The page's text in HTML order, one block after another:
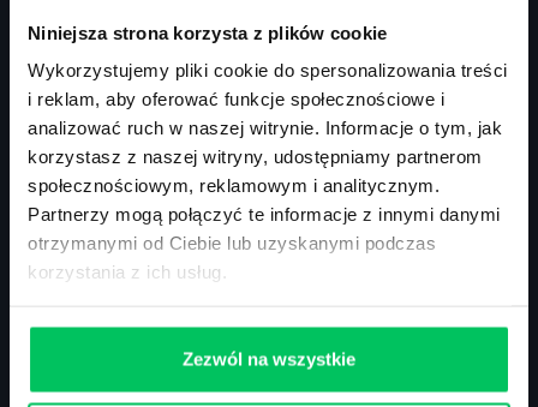
Niniejsza strona korzysta z plików cookie
Wykorzystujemy pliki cookie do spersonalizowania treści
i reklam, aby oferować funkcje społecznościowe i
analizować ruch w naszej witrynie. Informacje o tym, jak
korzystasz z naszej witryny, udostępniamy partnerom
społecznościowym, reklamowym i analitycznym.
Partnerzy mogą połączyć te informacje z innymi danymi
otrzymanymi od Ciebie lub uzyskanymi podczas
korzystania z ich usług.
Zezwól na wszystkie
Kontakt
tel.: 505 273 550
00-394 Warszawa